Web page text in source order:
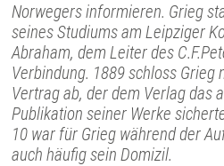
Norwegers informieren. Grieg
seines Studiums am Leipziger
Abraham, dem Leiter des
Verbindung. 1889 schloss Grieg
Vertrag ab, der dem Verlag das
Publikation seiner Werke
10 war für Grieg während der
auch häufig sein Domizil.